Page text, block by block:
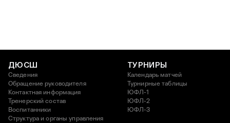
ДЮСШ
Сведения
Обращение руководителя
Контактная информация
Тренерский состав
Воспитанники
Структура и органы управления
ТУРНИРЫ
Календарь матчей
Турнирные таблицы
ЮФЛ-1
ЮФЛ-2
ЮФЛ-3